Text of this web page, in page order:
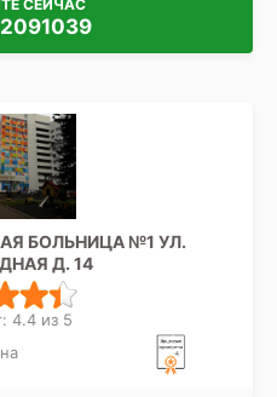
СЕЙЧАС
БОЛЬНИЦА №1 УЛ.
Д. 14
4.4 из 5